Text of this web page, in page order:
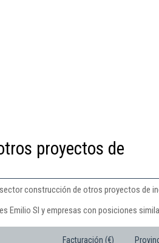
proyectos de
construcción de otros proyectos de
Emilio Sl y empresas con posiciones
Facturación (€)